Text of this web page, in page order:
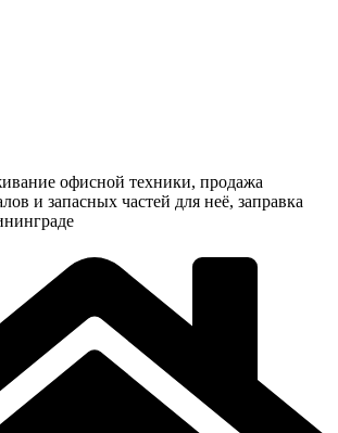
офисной техники, продажа
и запасных частей для неё, заправка